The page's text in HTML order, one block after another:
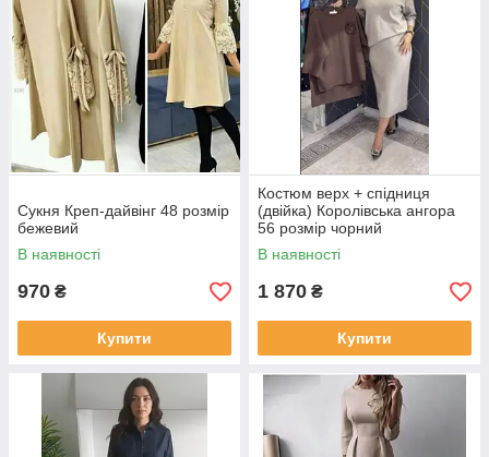
Сукня Креп-дайвінг 48 розмір
бежевий
В наявності
970 ₴
Купити
Костюм верх + спідниця
(двійка) Королівська ангора
56 розмір чорний
В наявності
1 870 ₴
Купити